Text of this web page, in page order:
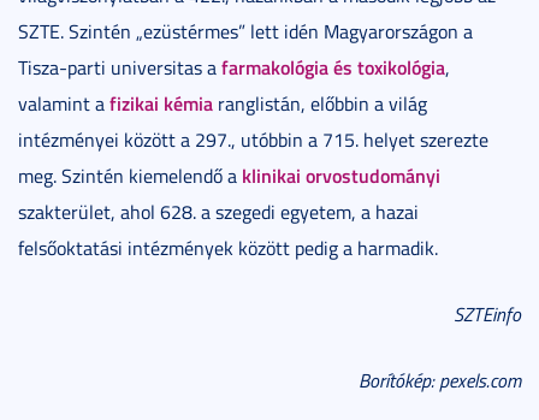
SZTE. Szintén „ezüstérmes” lett idén Magyarországon a
Tisza-parti universitas afarmakológia és toxikológia,
valamint afizikai kémia ranglistán, előbbin a világ
intézményei között a 297., utóbbin a 715. helyet szerezte
meg. Szintén kiemelendő a klinikai orvostudományi
szakterület, ahol 628. a szegedi egyetem, a hazai
felsőoktatási intézmények között pedig a harmadik.
SZTEinfo
Borítókép: pexels.com